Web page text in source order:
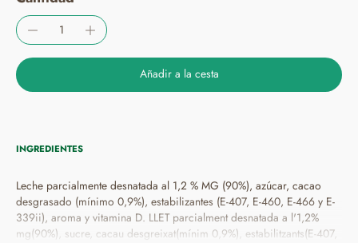
Añadir a la cesta
INGREDIENTES
Leche parcialmente desnatada al 1,2 % MG (90%), azúcar, cacao
desgrasado (mínimo 0,9%), estabilizantes (E-407, E-460, E-466 y E-
339ii), aroma y vitamina D. LLET parcialment desnatada a l'1,2%
mg(90%), sucre, cacau desgreixat(mínim 0,9%), estabilitzants(E-407,